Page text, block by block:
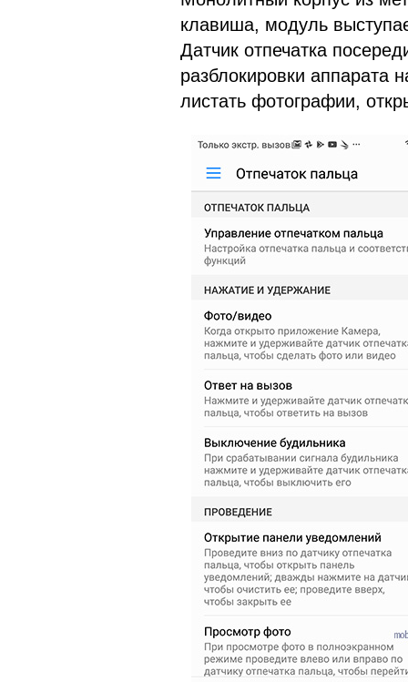
клавиша, модуль
Датчик отпечатка
разблокировки
листать фотографии,